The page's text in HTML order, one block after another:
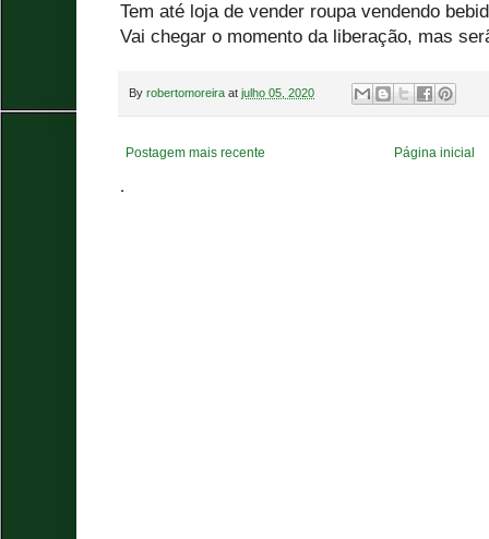
Tem até loja de vender roupa vendendo
Vai chegar o momento da liberação, mas
By robertomoreira at julho 05, 2020
Postagem mais recente Página inicial
.